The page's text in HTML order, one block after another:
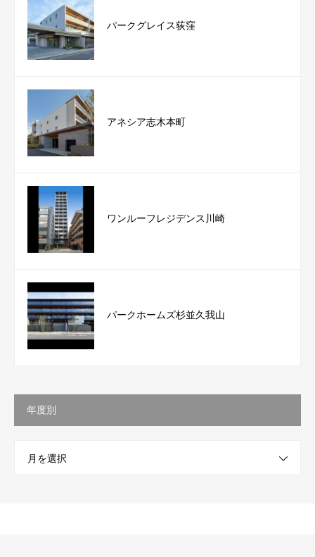
パークグレイス荻窪
アネシア志木本町
ワンルーフレジデンス川崎
パークホームズ杉並久我山
年度別
月を選択